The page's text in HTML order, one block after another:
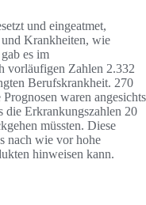
und eingeatmet,
und Krankheiten, wie
es im
vorläufigen Zahlen 2.332
Berufskrankheit. 270
waren angesichts
die Erkrankungszahlen 20
müssten. Diese
nach wie vor hohe
hinweisen kann.